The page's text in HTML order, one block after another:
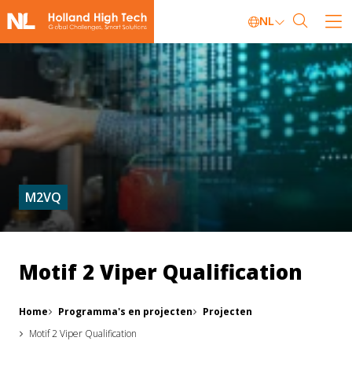
NL
M2VQ
Motif 2 Viper Qualification
Home Programma's en projecten
Projecten
Motif 2 Viper Qualification